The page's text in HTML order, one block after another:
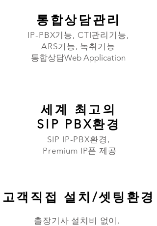
통합상담관리
IP-PBX기능, CTI관리기능,
ARS기능, 녹취기능
​통합상담Web Application​
세계 ​최고의
SIP PBX환경
SIP IP-PBX환경,
Premium IP폰 제공
고객직접 설치/셋팅환경
출장기사 설치비 없이,